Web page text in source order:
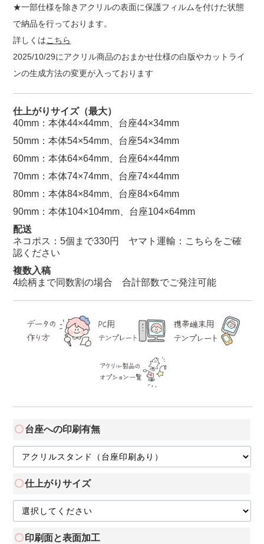
★一部仕様を除きアクリルの表面に保護フィルムを付けた状態
で納品を行っております。
詳しくはこちら
2025/10/29にアクリル商品のおまかせ仕様の白版やカットライ
ンの生成方法の変更が入っております
仕上がりサイズ（最大）
40mm：本体44×44mm、台座44×34mm
50mm：本体54×54mm、台座54×34mm
60mm：本体64×64mm、台座64×44mm
70mm：本体74×74mm、台座74×44mm
80mm：本体84×84mm、台座84×64mm
90mm：本体104×104mm、台座104×64mm
配送
ネコポス：5個まで330円 ヤマト運輸： こちらをご確
認ください
複数入稿
4絵柄まで同数割の場合 合計部数でご発注可能
台座への印刷有無
仕上がりサイズ
印刷面と表面加工